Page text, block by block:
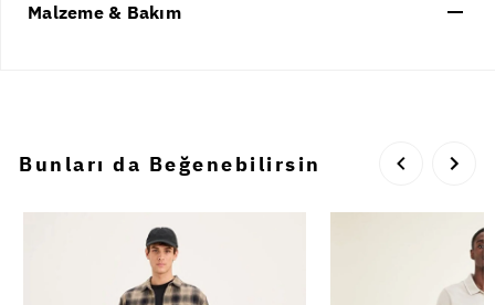
Malzeme & Bakım
Bunları da Beğenebilirsin